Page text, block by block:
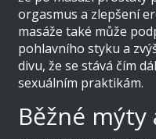
orgasmus a zlepšení
masáže také může
pohlavního styku a
divu, že se stává čím
sexuálním praktikám.
Běžné mýty